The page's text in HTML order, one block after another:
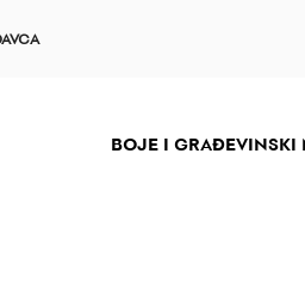
BOJE I GRAĐEVINSKI